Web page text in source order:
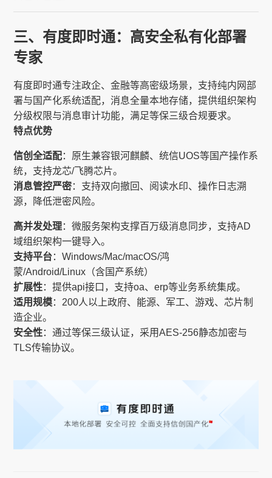
三、有度即时通：高安全私有化部署
专家
有度即时通专注政企、金融等高密级场景，支持纯内网部
署与国产化系统适配，消息全量本地存储，提供组织架构
分级权限与消息审计功能，满足等保三级合规要求。
特点优势
信创全适配：原生兼容银河麒麟、统信UOS等国产操作系
统，支持龙芯/飞腾芯片。
消息管控严密：支持双向撤回、阅读水印、操作日志溯
源，降低泄密风险。
高并发处理：微服务架构支撑百万级消息同步，支持AD
域组织架构一键导入。
支持平台：Windows/Mac/macOS/鸿
蒙/Android/Linux（含国产系统）
扩展性：提供api接口，支持oa、erp等业务系统集成。
适用规模：200人以上政府、能源、军工、游戏、芯片制
造企业。
安全性：通过等保三级认证，采用AES-256静态加密与
TLS传输协议。